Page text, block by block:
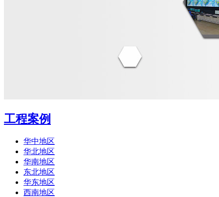
工程案例
华中地区
华北地区
华南地区
东北地区
华东地区
西南地区